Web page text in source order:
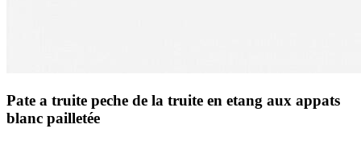
Pate a truite peche de la truite en etang aux appats
blanc pailletée